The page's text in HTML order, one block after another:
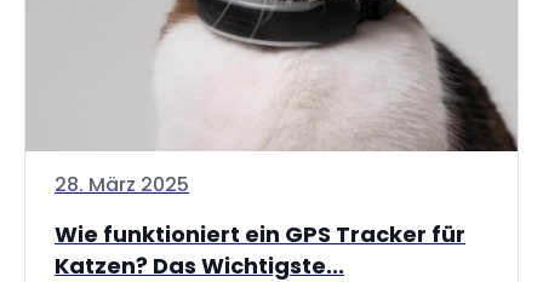
28. März 2025
Wie funktioniert ein GPS Tracker für
Katzen? Das Wichtigste...